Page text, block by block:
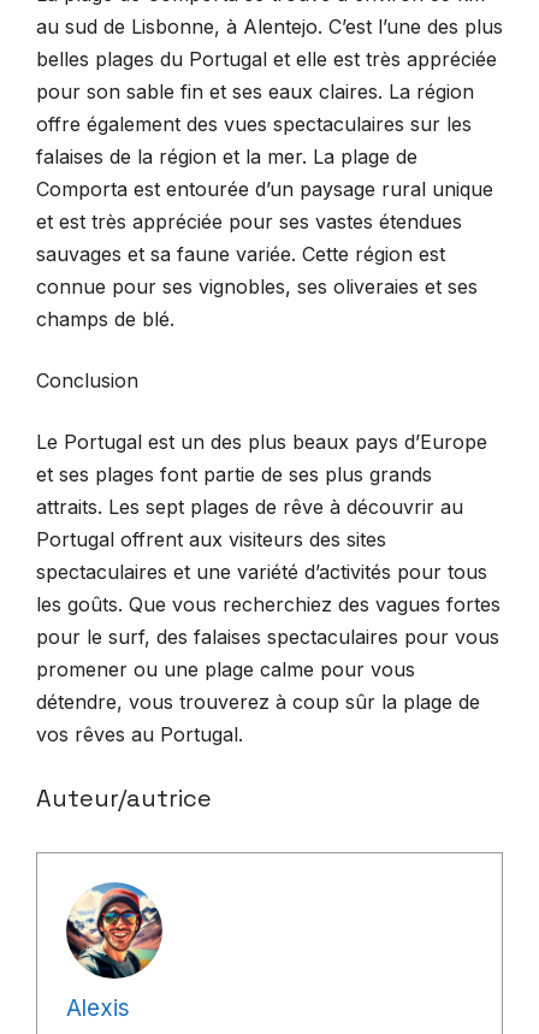
au sud de Lisbonne, à Alentejo. C’est l’une des plus
belles plages du Portugal et elle est très appréciée
pour son sable fin et ses eaux claires. La région
offre également des vues spectaculaires sur les
falaises de la région et la mer. La plage de
Comporta est entourée d’un paysage rural unique
et est très appréciée pour ses vastes étendues
sauvages et sa faune variée. Cette région est
connue pour ses vignobles, ses oliveraies et ses
champs de blé.
Conclusion
Le Portugal est un des plus beaux pays d’Europe
et ses plages font partie de ses plus grands
attraits. Les sept plages de rêve à découvrir au
Portugal offrent aux visiteurs des sites
spectaculaires et une variété d’activités pour tous
les goûts. Que vous recherchiez des vagues fortes
pour le surf, des falaises spectaculaires pour vous
promener ou une plage calme pour vous
détendre, vous trouverez à coup sûr la plage de
vos rêves au Portugal.
Auteur/autrice
Alexis